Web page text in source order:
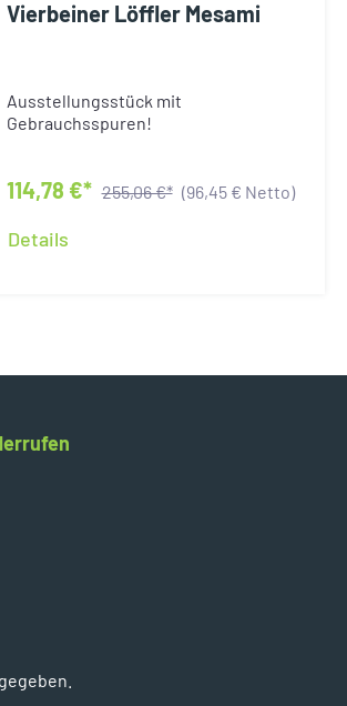
Vierbeiner Löffler Mesami
Ausstellungsstück mit
Gebrauchsspuren!
114,78 €* 255,06 €* (96,45 € Netto)
Details